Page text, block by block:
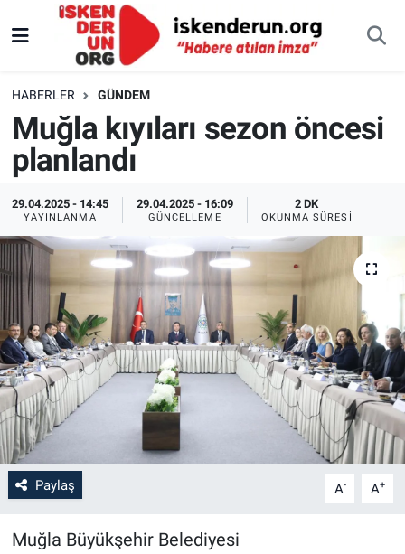
HABERLER GÜNDEM
Muğla kıyıları sezon öncesi
planlandı
29.04.2025 - 14:45
YAYINLANMA
29.04.2025 - 16:09
GÜNCELLEME
2 DK
OKUNMA SÜRESI
Paylaş A- A+
Muğla Büyükşehir Belediyesi